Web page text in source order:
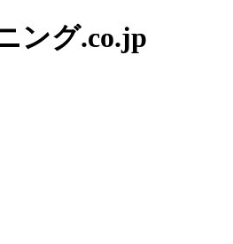
ング.co.jp